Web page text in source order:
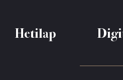
Hetilap